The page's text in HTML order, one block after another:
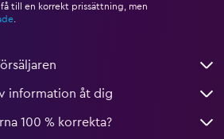
till en korrekt prissättning, men
information åt dig
100 % korrekta?